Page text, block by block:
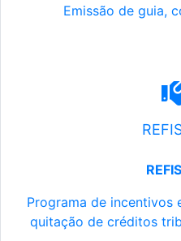
Emissão de guia,
Programa de incentivos
quitação de créditos